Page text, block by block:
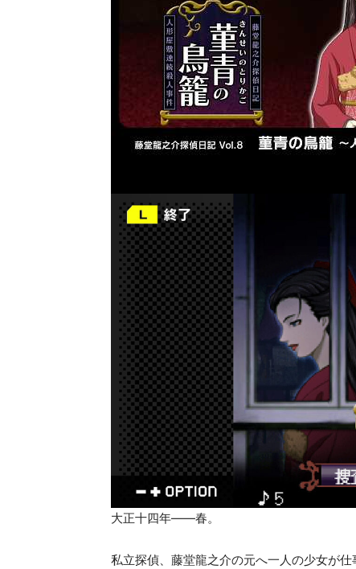
大正十四年――春。
私立探偵、藤堂龍之介の元へ一人の少女が仕